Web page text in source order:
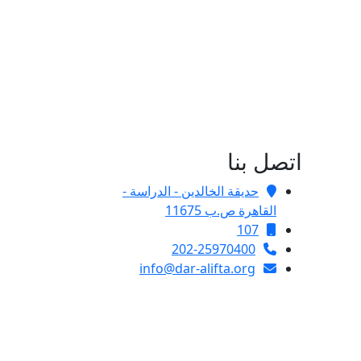
اتصل بنا
حديقة الخالدين - الدراسة -
القاهرة ص.ب 11675
107
202-25970400
info@dar-alifta.org